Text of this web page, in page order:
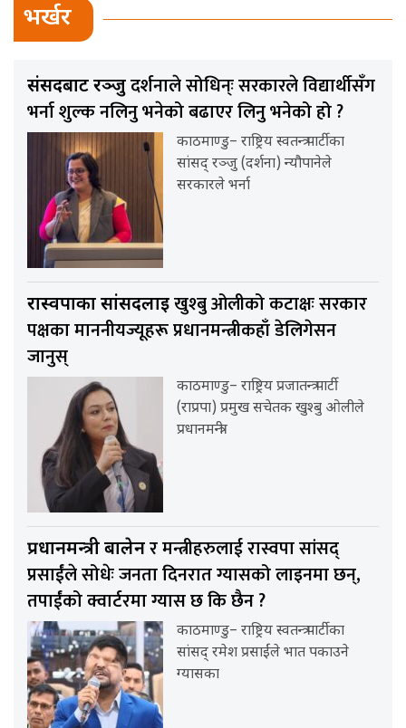
भर्खर
संसदबाट रञ्जुदर्शनाले सोधिन्ः सरकारले विद्यार्थीसँग
भर्ना शुल्क नलिनु भनेको बढाएर लिनु भनेको हो ?
काठमाण्डु– राष्ट्रिय स्वतन्त्र पार्टीका
सांसद् रञ्जु (दर्शना) न्यौपानेले
सरकारले भर्ना
रास्वपाका सांसदलाईखुश्बु ओलीको कटाक्षः सरकार
पक्षका माननीयज्यूहरू प्रधानमन्त्रीकहाँ डेलिगेसन
जानुस्
काठमाण्डु– राष्ट्रिय प्रजातन्त्र पार्टी
(राप्रपा) प्रमुख सचेतक खुश्बु ओलीले
प्रधानमन्त्री
प्रधानमन्त्री बालेनर मन्त्रीहरुलाई रास्वपा सांसद्
प्रसाईंले सोधेः जनता दिनरात ग्यासको लाइनमा छन्,
तपाईंको क्वार्टरमा ग्यास छ कि छैन ?
काठमाण्डु– राष्ट्रिय स्वतन्त्र पार्टीका
सांसद् रमेश प्रसाईंले भात पकाउने
ग्यासका